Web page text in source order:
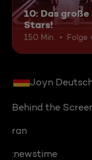
10: Das
Stars!
150 Min. Folge
Joyn
Behind the
ran
:newstime